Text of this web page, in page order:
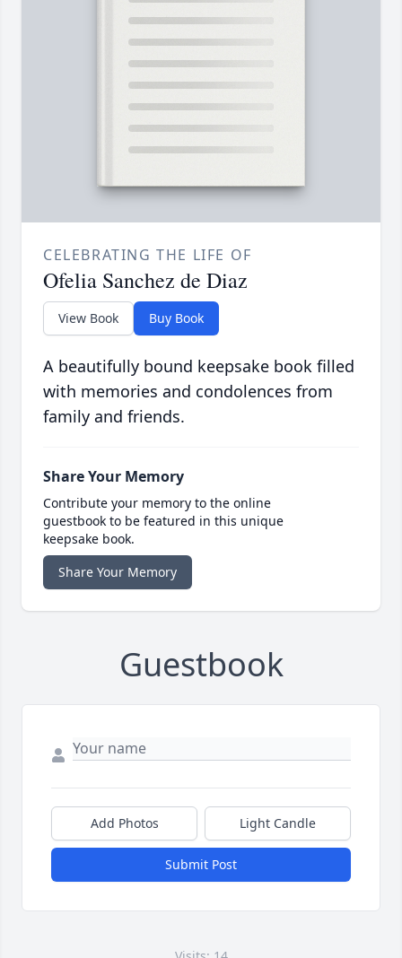
CELEBRATING THE LIFE OF
Ofelia Sanchez de Diaz
View Book Buy Book
A beautifully bound keepsake book filled
with memories and condolences from
family and friends.
Share Your Memory
Contribute your memory to the online
guestbook to be featured in this unique
keepsake book.
Share Your Memory
Guestbook
Add Photos Light Candle
Submit Post